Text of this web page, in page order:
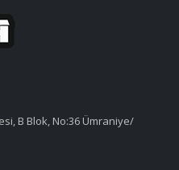
B Blok, No:36 Ümraniye/